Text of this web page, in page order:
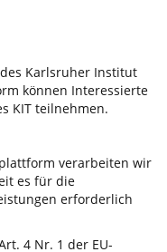
Karlsruher Institut
können Interessierte
KIT teilnehmen.
verarbeiten wir
es für die
erforderlich
4 Nr. 1 der EU-